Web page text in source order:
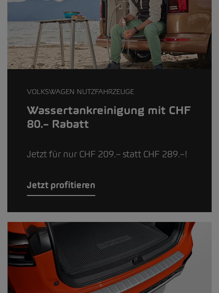
VOLKSWAGEN NUTZFAHRZEUGE
Wassertankreinigung mit CHF
80.– Rabatt
Jetzt für nur CHF 209.– statt CHF 289.–!
Jetzt profitieren